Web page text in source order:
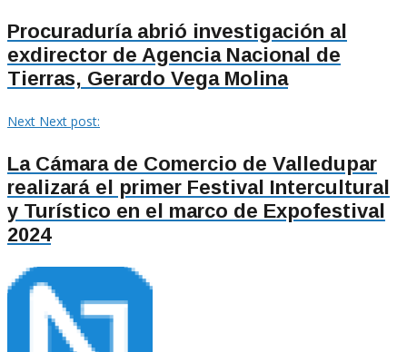
Procuraduría abrió investigación al
exdirector de Agencia Nacional de
Tierras, Gerardo Vega Molina
Next Next post:
La Cámara de Comercio de Valledupar
realizará el primer Festival Intercultural
y Turístico en el marco de Expofestival
2024